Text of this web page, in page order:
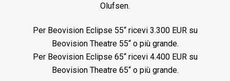
Olufsen.
Per Beovision Eclipse 55“ ricevi 3.300 EUR su
Beovision Theatre 55“ o più grande.
Per Beovision Eclipse 65“ ricevi 4.400 EUR su
Beovision Theatre 65“ o più grande.